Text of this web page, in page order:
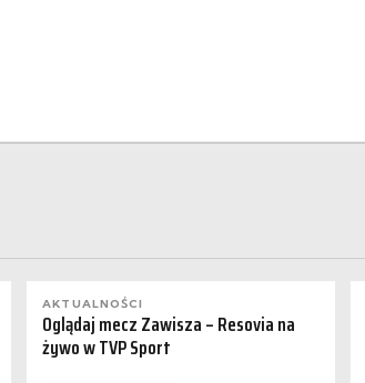
AKTUALNOŚCI
Oglądaj mecz Zawisza – Resovia na
żywo w TVP Sport